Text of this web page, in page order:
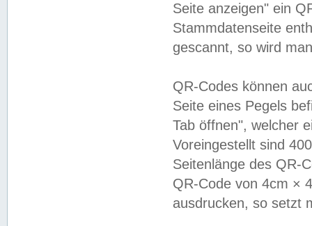
Seite anzeigen" ein
Stammdatenseite
gescannt, so wird
QR-Codes können
Seite eines Pegels
Tab öffnen", welcher
Voreingestellt sind
Seitenlänge des QR-
QR-Code von 4cm ×
ausdrucken, so setzt